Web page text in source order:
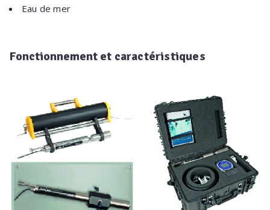
Eau de mer
Fonctionnement et caractéristiques